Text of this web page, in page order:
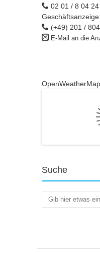
02 01 / 8 04 24
Geschäftsanzeige:
(+49) 201 /
E-Mail an die
Suche
Suchen